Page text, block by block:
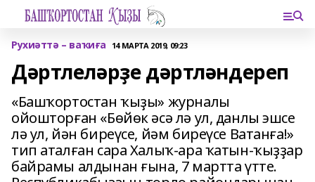
Рухиәттә – ваҡиға 14 МАРТА 2019, 09:23
Дәртлеләрҙе дәртләндереп
«Башҡортостан ҡыҙы» журналы
ойошторған «Бөйөк әсә лә ул, данлы эшсе
лә ул, йән биреүсе, йәм биреүсе Ватанға!»
тип аталған сара Халыҡ-ара ҡатын-ҡыҙҙар
байрамы алдынан ғына, 7 мартта үтте.